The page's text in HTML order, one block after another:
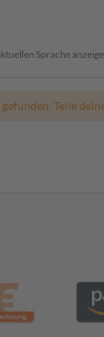
Sprache
Teile